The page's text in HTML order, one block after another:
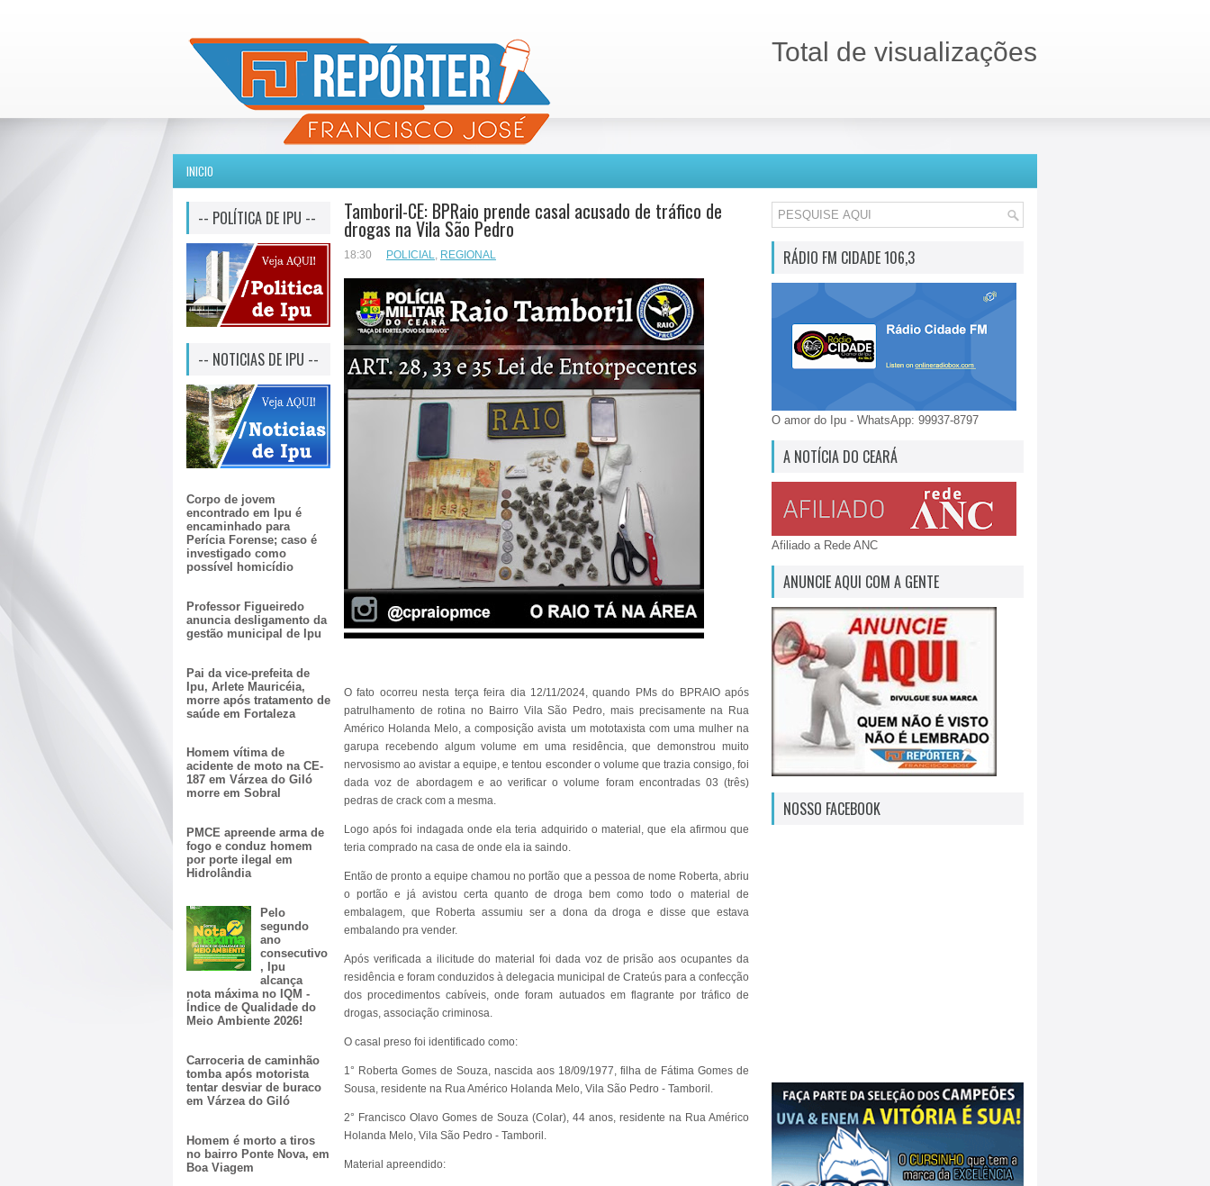
Total de visualizações
INICIO
-- POLÍTICA DE IPU --
-- NOTICIAS DE IPU --
Corpo de jovem
encontrado em Ipu é
encaminhado para
Perícia Forense; caso é
investigado como
possível homicídio
Professor Figueiredo
anuncia desligamento da
gestão municipal de Ipu
Pai da vice-prefeita de
Ipu, Arlete Mauricéia,
morre após tratamento de
saúde em Fortaleza
Homem vítima de
acidente de moto na CE-
187 em Várzea do Giló
morre em Sobral
PMCE apreende arma de
fogo e conduz homem
por porte ilegal em
Hidrolândia
Pelo
segundo
ano
consecutivo
, Ipu
alcança
nota máxima no IQM -
Índice de Qualidade do
Meio Ambiente 2026!
Carroceria de caminhão
tomba após motorista
tentar desviar de buraco
em Várzea do Giló
Homem é morto a tiros
no bairro Ponte Nova, em
Boa Viagem
Tamboril-CE: BPRaio prende casal acusado de tráfico de
drogas na Vila São Pedro
18:30 POLICIAL, REGIONAL
O fato ocorreu nesta terça feira dia 12/11/2024, quando PMs do BPRAIO após
patrulhamento de rotina no Bairro Vila São Pedro, mais precisamente na Rua
Américo Holanda Melo, a composição avista um mototaxista com uma mulher na
garupa recebendo algum volume em uma residência, que demonstrou muito
nervosismo ao avistar a equipe, e tentou esconder o volume que trazia consigo, foi
dada voz de abordagem e ao verificar o volume foram encontradas 03 (três)
pedras de crack com a mesma.
Logo após foi indagada onde ela teria adquirido o material, que ela afirmou que
teria comprado na casa de onde ela ia saindo.
Então de pronto a equipe chamou no portão que a pessoa de nome Roberta, abriu
o portão e já avistou certa quanto de droga bem como todo o material de
embalagem, que Roberta assumiu ser a dona da droga e disse que estava
embalando pra vender.
Após verificada a ilicitude do material foi dada voz de prisão aos ocupantes da
residência e foram conduzidos à delegacia municipal de Crateús para a confecção
dos procedimentos cabíveis, onde foram autuados em flagrante por tráfico de
drogas, associação criminosa.
O casal preso foi identificado como:
1° Roberta Gomes de Souza, nascida aos 18/09/1977, filha de Fátima Gomes de
Sousa, residente na Rua Américo Holanda Melo, Vila São Pedro - Tamboril.
2° Francisco Olavo Gomes de Souza (Colar), 44 anos, residente na Rua Américo
Holanda Melo, Vila São Pedro - Tamboril.
Material apreendido:
RÁDIO FM CIDADE 106,3
O amor do Ipu - WhatsApp: 99937-8797
A NOTÍCIA DO CEARÁ
Afiliado a Rede ANC
ANUNCIE AQUI COM A GENTE
NOSSO FACEBOOK